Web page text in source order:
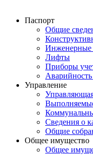
Паспорт
Общие
Инженерные
Лифты
Приборы
Управление
Сведения о
Общие
Общее имущество
Общее